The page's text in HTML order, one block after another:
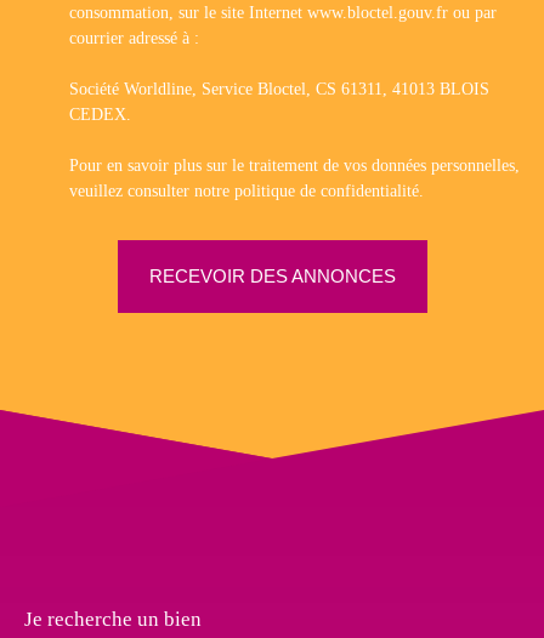
consommation, sur le site Internet www.bloctel.gouv.fr ou par
courrier adressé à :
Société Worldline, Service Bloctel, CS 61311, 41013 BLOIS
CEDEX.
Pour en savoir plus sur le traitement de vos données personnelles,
veuillez consulter notre politique de confidentialité
RECEVOIR DES ANNONCES
Je recherche un bien